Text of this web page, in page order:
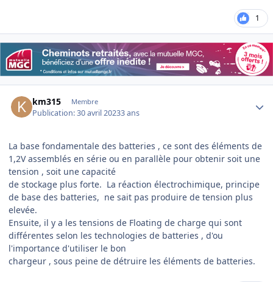
1
km315 Membre
Publication:30 avril 20233 ans
La base fondamentale des batteries , ce sont des éléments de
1,2V assemblés en série ou en parallèle pour obtenir soit une
tension , soit une capacité
de stockage plus forte. La réaction électrochimique, principe
de base des batteries, ne sait pas produire de tension plus
elevée.
Ensuite, il y a les tensions de Floating de charge qui sont
différentes selon les technologies de batteries , d'ou
l'importance d'utiliser le bon
chargeur , sous peine de détruire les éléments de batteries.